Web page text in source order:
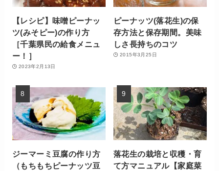
【レシピ】味噌ピーナッ
ツ(みそピー)の作り方
［千葉県民の給食メニュ
ー！］
2023年2月13日
ピーナッツ(落花生)の保
存方法と保存期間。美味
しさ長持ちのコツ
2015年3月25日
ジーマーミ豆腐の作り方
（もちもちピーナッツ豆
落花生の栽培と収穫・育
て方マニュアル【家庭菜